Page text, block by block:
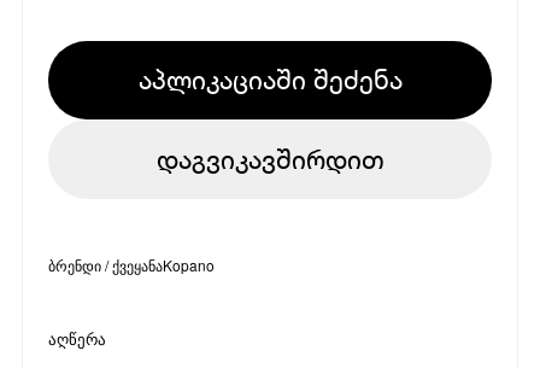
აპლიკაციაში შეძენა
დაგვიკავშირდით
ბრენდი / ქვეყანაKopano
აღწერა